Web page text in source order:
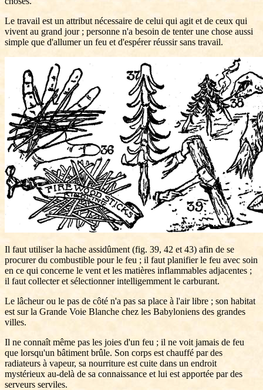
Le travail est un attribut nécessaire de celui qui agit et de ceux qui
vivent au grand jour ; personne n'a besoin de tenter une chose aussi
simple que d'allumer un feu et d'espérer réussir sans travail.
Il faut utiliser la hache assidûment (fig. 39, 42 et 43) afin de se
procurer du combustible pour le feu ; il faut planifier le feu avec soin
en ce qui concerne le vent et les matières inflammables adjacentes ;
il faut collecter et sélectionner intelligemment le carburant.
Le lâcheur ou le pas de côté n'a pas sa place à l'air libre ; son habitat
est sur la Grande Voie Blanche chez les Babyloniens des grandes
villes.
Il ne connaît même pas les joies d'un feu ; il ne voit jamais de feu
que lorsqu'un bâtiment brûle. Son corps est chauffé par des
radiateurs à vapeur, sa nourriture est cuite dans un endroit
mystérieux au-delà de sa connaissance et lui est apportée par des
serveurs serviles.